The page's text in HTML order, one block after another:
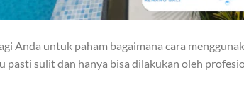
Anda untuk paham bagaimana cara
pasti sulit dan hanya bisa dilakukan oleh